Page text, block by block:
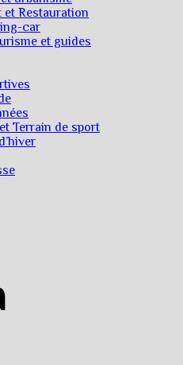
et Restauration
car
et guides
Terrain de sport